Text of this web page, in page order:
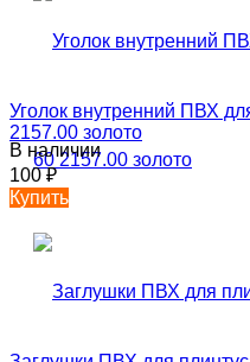
Уголок внутренний ПВХ
2157.00 золото
В наличии
100₽
Купить